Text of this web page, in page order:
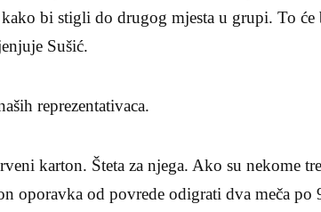
bi stigli do drugog mjesta u grupi. To će
Sušić.
reprezentativaca.
karton. Šteta za njega. Ako su nekome
oporavka od povrede odigrati dva meča po